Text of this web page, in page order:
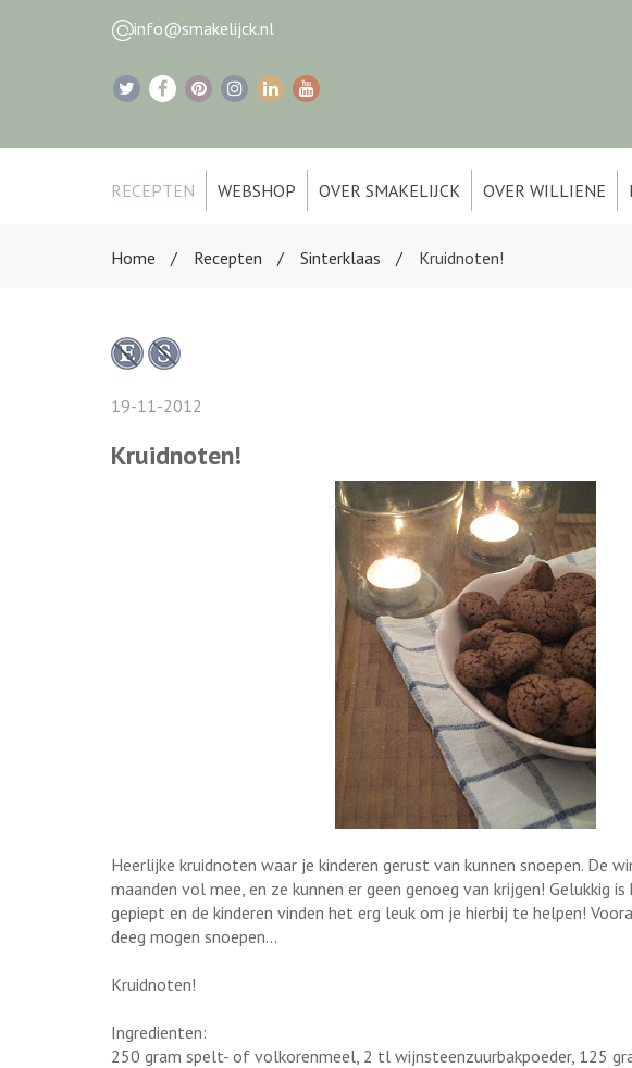
info@smakelijck.nl
RECEPTEN WEBSHOP OVER SMAKELIJCK OVER WILLIENE
Home Recepten Sinterklaas Kruidnoten!
19-11-2012
Kruidnoten!
Heerlijke kruidnoten waar je kinderen gerust van kunnen snoepen. De
maanden vol mee, en ze kunnen er geen genoeg van krijgen! Gelukkig
gepiept en de kinderen vinden het erg leuk om je hierbij te helpen!
deeg mogen snoepen...
Kruidnoten!
Ingredienten:
250 gram spelt- of volkorenmeel, 2 tl wijnsteenzuurbakpoeder, 125